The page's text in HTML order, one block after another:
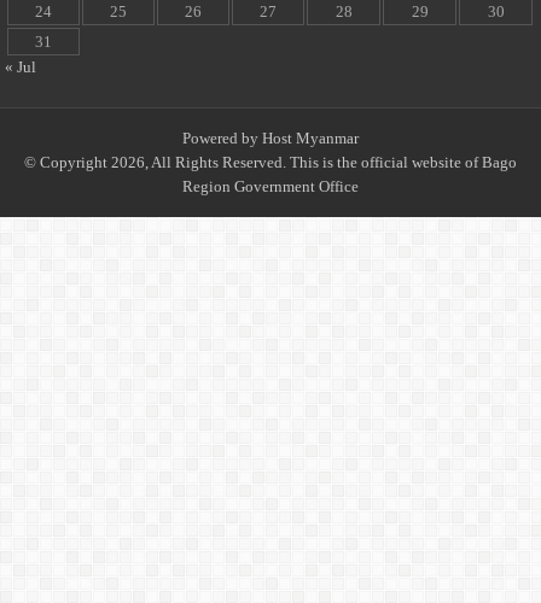
24
25 26 27 28 29
30
31
« Jul
Powered by Host Myanmar
© Copyright 2026, All Rights Reserved. This is the official website of Bago
Region Government Office